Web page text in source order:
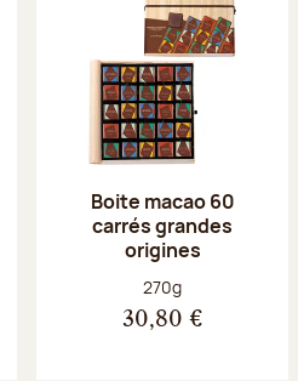
Boite macao 60
carrés grandes
origines
Poids net :
270g
30,80 €